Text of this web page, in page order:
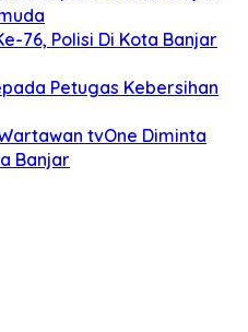
76, Polisi Di Kota Banjar
Petugas Kebersihan
tvOne Diminta
Banjar